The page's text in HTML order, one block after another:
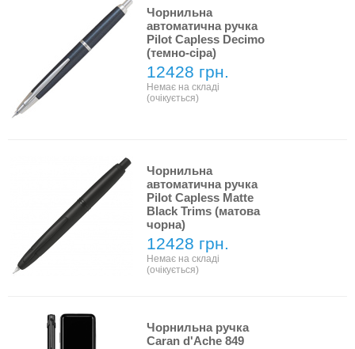
Чорнильна
автоматична ручка
Pilot Capless Decimo
(темно-сіра)
12428 грн.
Немає на складі
(очікується)
Чорнильна
автоматична ручка
Pilot Capless Matte
Black Trims (матова
чорна)
12428 грн.
Немає на складі
(очікується)
Чорнильна ручка
Caran d'Ache 849